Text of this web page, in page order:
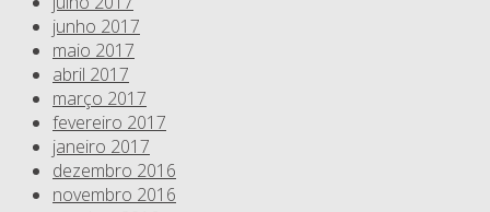
junho 2017
maio 2017
abril 2017
março 2017
fevereiro 2017
janeiro 2017
dezembro 2016
novembro 2016